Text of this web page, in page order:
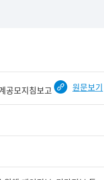
공모지침보고 원문보기